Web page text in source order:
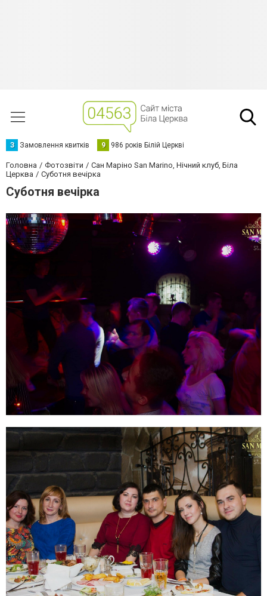
З Замовлення квитків 9 986 років Білій Церкві
Головна Фотозвіти
Сан Маріно San Marino, Нічний клуб, Біла
Церква
Суботня вечірка
Суботня вечірка